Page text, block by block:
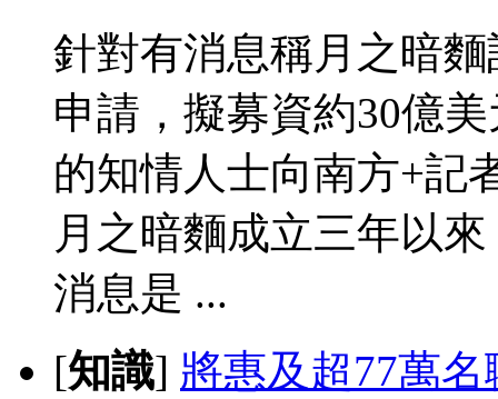
針對有消息稱月之暗
申請，擬募資約30億
的知情人士向南方+記
月之暗麵成立三年以
消息是 ...
[知識] 將惠及超77萬